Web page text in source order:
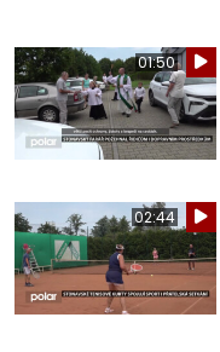
01:50
02:44